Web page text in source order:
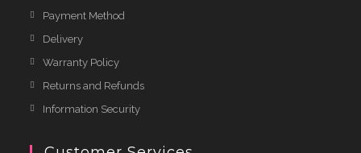
Payment Method
Delivery
Warranty Policy
Returns and Refunds
Information Security